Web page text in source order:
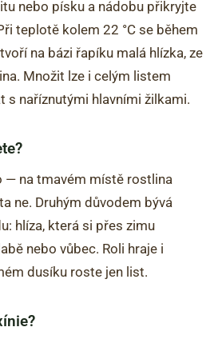
nebo písku a nádobu přikryjte
teplotě kolem 22 °C se během
na bázi řapíku malá hlízka, ze
Množit lze i celým listem
s naříznutými hlavními žilkami.
— na tmavém místě rostlina
ne. Druhým důvodem bývá
hlíza, která si přes zimu
nebo vůbec. Roli hraje i
dusíku roste jen list.